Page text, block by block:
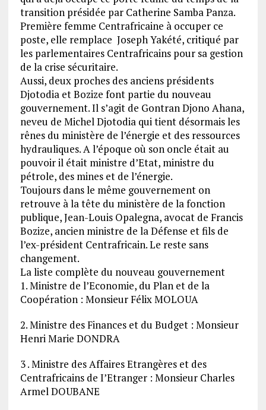
transition présidée par Catherine Samba Panza.
Première femme Centrafricaine à occuper ce
poste, elle remplace Joseph Yakété, critiqué par
les parlementaires Centrafricains pour sa gestion
de la crise sécuritaire.
Aussi, deux proches des anciens présidents
Djotodia et Bozize font partie du nouveau
gouvernement. Il s’agit de Gontran Djono Ahana,
neveu de Michel Djotodia qui tient désormais les
rênes du ministère de l’énergie et des ressources
hydrauliques. A l’époque où son oncle était au
pouvoir il était ministre d’Etat, ministre du
pétrole, des mines et de l’énergie.
Toujours dans le même gouvernement on
retrouve à la tête du ministère de la fonction
publique, Jean-Louis Opalegna, avocat de Francis
Bozize, ancien ministre de la Défense et fils de
l’ex-président Centrafricain. Le reste sans
changement.
La liste complète du nouveau gouvernement
1. Ministre de l’Economie, du Plan et de la
Coopération : Monsieur Félix MOLOUA
2. Ministre des Finances et du Budget : Monsieur
Henri Marie DONDRA
3 . Ministre des Affaires Etrangères et des
Centrafricains de I’Etranger : Monsieur Charles
Armel DOUBANE